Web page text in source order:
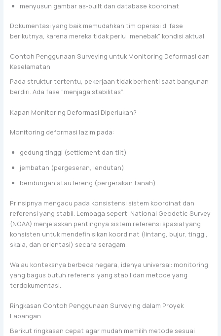
menyusun gambar as-built dan database koordinat
Dokumentasi yang baik memudahkan tim operasi di fase
berikutnya, karena mereka tidak perlu “menebak” kondisi aktual.
Contoh Penggunaan Surveying untuk Monitoring Deformasi dan
Keselamatan
Pada struktur tertentu, pekerjaan tidak berhenti saat bangunan
berdiri. Ada fase “menjaga stabilitas”.
Kapan Monitoring Deformasi Diperlukan?
Monitoring deformasi lazim pada:
gedung tinggi (settlement dan tilt)
jembatan (pergeseran, lendutan)
bendungan atau lereng (pergerakan tanah)
Prinsipnya mengacu pada konsistensi sistem koordinat dan
referensi yang stabil. Lembaga seperti National Geodetic Survey
(NOAA) menjelaskan pentingnya sistem referensi spasial yang
konsisten untuk mendefinisikan koordinat (lintang, bujur, tinggi,
skala, dan orientasi) secara seragam.
Walau konteksnya berbeda negara, idenya universal: monitoring
yang bagus butuh referensi yang stabil dan metode yang
terdokumentasi.
Ringkasan Contoh Penggunaan Surveying dalam Proyek
Lapangan
Berikut ringkasan cepat agar mudah memilih metode sesuai